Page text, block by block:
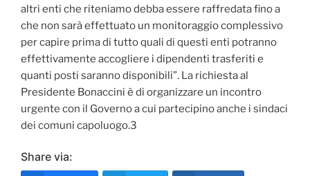
altri enti che riteniamo debba essere raffredata fino a
che non sarà effettuato un monitoraggio complessivo
per capire prima di tutto quali di questi enti potranno
effettivamente accogliere i dipendenti trasferiti e
quanti posti saranno disponibili”. La richiesta al
Presidente Bonaccini è di organizzare un incontro
urgente con il Governo a cui partecipino anche i sindaci
dei comuni capoluogo.3
Share via: